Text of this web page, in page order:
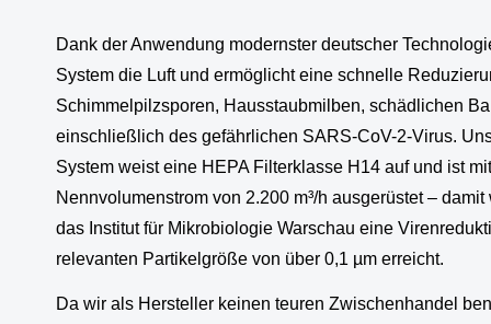
Dank der Anwendung modernster deutscher
System die Luft und ermöglicht eine schnelle
Schimmelpilzsporen, Hausstaubmilben, schädlichen
einschließlich des gefährlichen SARS-CoV-2-Virus.
System weist eine HEPA Filterklasse H14 auf und ist
Nennvolumenstrom von 2.200 m³/h ausgerüstet –
das Institut für Mikrobiologie Warschau eine
relevanten Partikelgröße von über 0,1 µm erreicht.
Da wir als Hersteller keinen teuren Zwischenhandel